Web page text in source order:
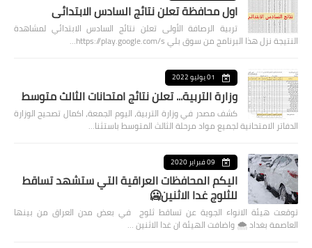
اول محافظة تعلن نتائج السادس الابتدائي
تربية الرصافة الأولى تعلن نتائج السادس الابتدائي لمشاهدة
النتيجة نزل هذا البرنامج من سوق بلي https://play.google.com/s…
01 يوليو 2022
وزارة التربية... تعلن نتائج امتحانات الثالث متوسط
كشف مصدر في وزارة التربية، اليوم الجمعة، اكمال تصحيح الوزارة
الدفاتر الامتحانية لجميع مواد مرحلة الثالث المتوسط باستثنا…
09 فبراير 2020
اليكم المحافظات العراقية التي ستشهد تساقط
للثلوج غدا الاثنين🥶
توقعت هيئة الانواء الجوية عن تساقط ثلوج في بعض مدن العراق من بينها
العاصمة بغداد ⁦🌨️⁩ واضافت الهيئة ان غدا الاثنين …